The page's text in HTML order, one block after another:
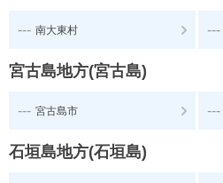
--- 南大東村 ---
宮古島地方(宮古島)
--- 宮古島市 ---
石垣島地方(石垣島)